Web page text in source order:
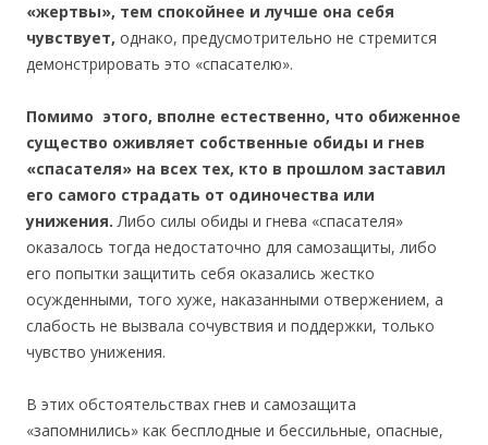
«жертвы», тем спокойнее и лучше она себя
чувствует, однако, предусмотрительно не стремится
демонстрировать это «спасателю».
Помимо этого, вполне естественно, что обиженное
существо оживляет собственные обиды и гнев
«спасателя» на всех тех, кто в прошлом заставил
его самого страдать от одиночества или
унижения. Либо силы обиды и гнева «спасателя»
оказалось тогда недостаточно для самозащиты, либо
его попытки защитить себя оказались жестко
осужденными, того хуже, наказанными отвержением, а
слабость не вызвала сочувствия и поддержки, только
чувство унижения.
В этих обстоятельствах гнев и самозащита
«запомнились» как бесплодные и бессильные, опасные,